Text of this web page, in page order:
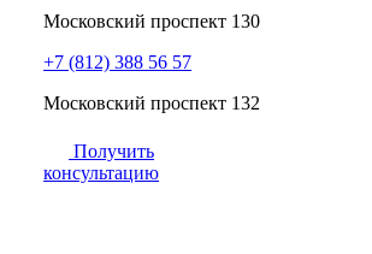
Московский проспект 130
+7 (812) 388 56 57
Московский проспект 132
Получить
консультацию